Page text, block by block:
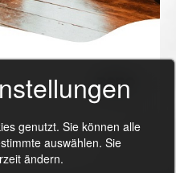
genutzt. Sie können alle
auswählen. Sie
ändern.